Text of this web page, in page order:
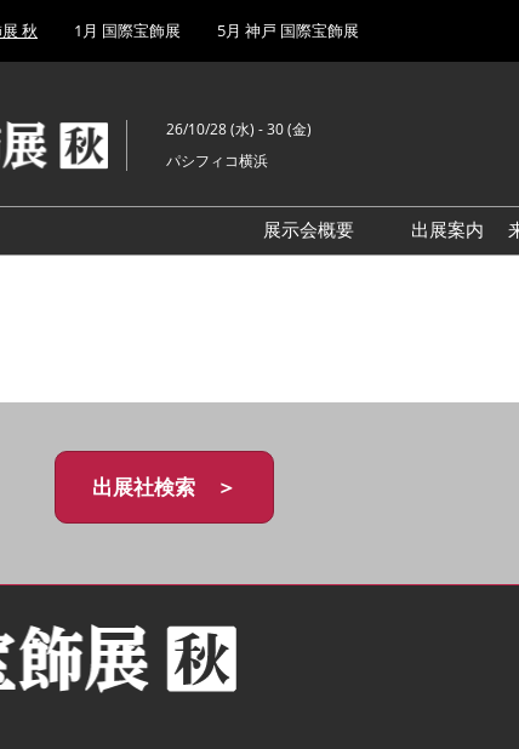
秋 1月 国際宝飾展 5月 神戸 国際宝飾展
26/10/28 (水) - 30 (金)
パシフィコ横浜
展示会概要
出展案内
出展社検索 ＞